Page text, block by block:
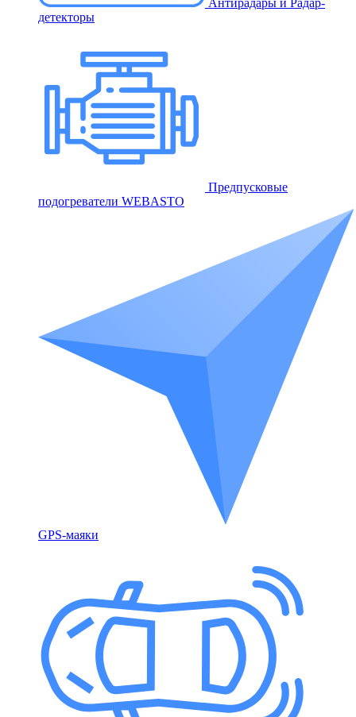
детекторы
Предпусковые
подогреватели WEBASTO
GPS-маяки